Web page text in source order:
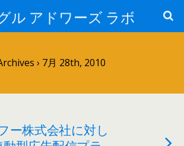
ル アドワーズ ラボ
› 7月 28th, 2010
フー株式会社に対し